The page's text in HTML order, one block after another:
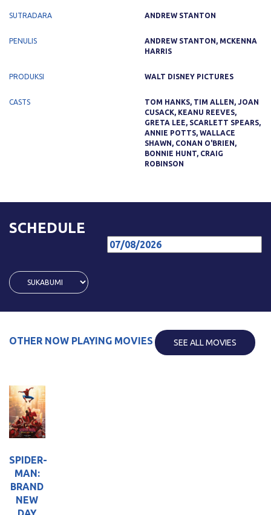
SUTRADARA ANDREW STANTON
PENULIS
ANDREW STANTON, MCKENNA
HARRIS
PRODUKSI WALT DISNEY PICTURES
CASTS
TOM HANKS, TIM ALLEN, JOAN
CUSACK, KEANU REEVES,
GRETA LEE, SCARLETT SPEARS,
ANNIE POTTS, WALLACE
SHAWN, CONAN O'BRIEN,
BONNIE HUNT, CRAIG
ROBINSON
SCHEDULE
OTHER NOW PLAYING MOVIES SEE ALL MOVIES
SPIDER-
MAN:
BRAND
NEW